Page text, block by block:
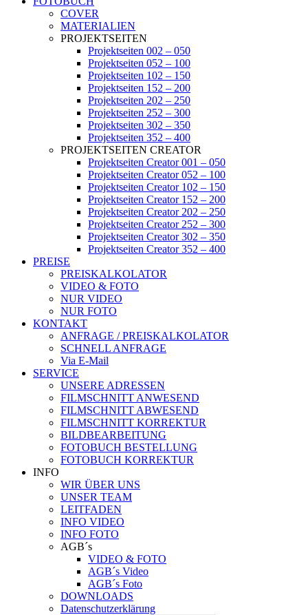
COVER
MATERIALIEN
PROJEKTSEITEN
Projektseiten 002 – 050
Projektseiten 052 – 100
Projektseiten 102 – 150
Projektseiten 152 – 200
Projektseiten 202 – 250
Projektseiten 252 – 300
Projektseiten 302 – 350
Projektseiten 352 – 400
PROJEKTSEITEN CREATOR
Projektseiten Creator 001 – 050
Projektseiten Creator 052 – 100
Projektseiten Creator 102 – 150
Projektseiten Creator 152 – 200
Projektseiten Creator 202 – 250
Projektseiten Creator 252 – 300
Projektseiten Creator 302 – 350
Projektseiten Creator 352 – 400
PREISE
PREISKALKOLATOR
VIDEO & FOTO
NUR VIDEO
NUR FOTO
KONTAKT
ANFRAGE / PREISKALKOLATOR
SCHNELL ANFRAGE
Via E-Mail
SERVICE
UNSERE ADRESSEN
FILMSCHNITT ANWESEND
FILMSCHNITT ABWESEND
FILMSCHNITT KORREKTUR
BILDBEARBEITUNG
FOTOBUCH BESTELLUNG
FOTOBUCH KORREKTUR
INFO
WIR ÜBER UNS
UNSER TEAM
LEITFADEN
INFO VIDEO
INFO FOTO
AGB´s
VIDEO & FOTO
AGB´s Video
AGB´s Foto
DOWNLOADS
Datenschutzerklärung